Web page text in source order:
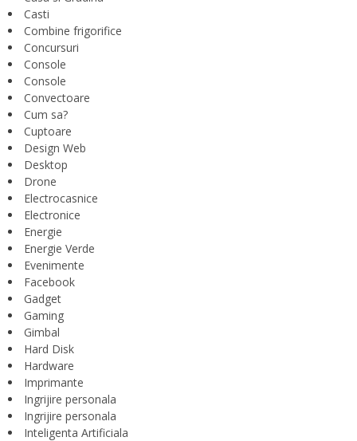
Casti
Combine frigorifice
Concursuri
Console
Console
Convectoare
Cum sa?
Cuptoare
Design Web
Desktop
Drone
Electrocasnice
Electronice
Energie
Energie Verde
Evenimente
Facebook
Gadget
Gaming
Gimbal
Hard Disk
Hardware
Imprimante
Ingrijire personala
Ingrijire personala
Inteligenta Artificiala